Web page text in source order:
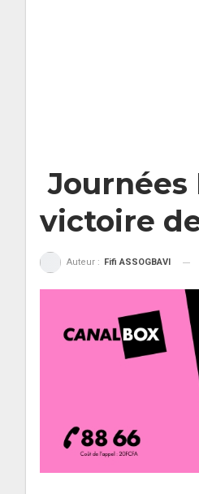
Journées
victoire
Auteur : Fifi ASSOGBAVI